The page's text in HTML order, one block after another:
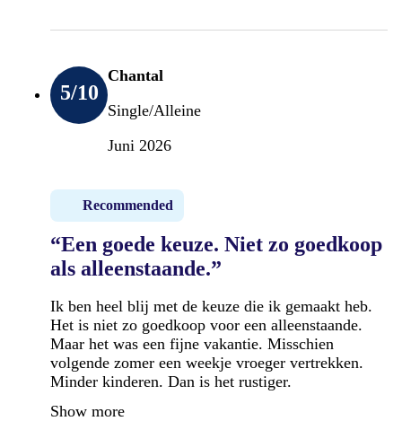
5/10
Chantal
Single/Alleine
Juni 2026
Recommended
“Een goede keuze. Niet zo goedkoop
als alleenstaande.”
Ik ben heel blij met de keuze die ik gemaakt heb.
Het is niet zo goedkoop voor een alleenstaande.
Maar het was een fijne vakantie. Misschien
volgende zomer een weekje vroeger vertrekken.
Minder kinderen. Dan is het rustiger.
Show more